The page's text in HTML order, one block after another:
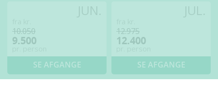
10.050
9.500
SE AFGANGE
12.975
12.400
SE AFGANGE